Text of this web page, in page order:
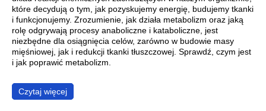
które decydują o tym, jak pozyskujemy energię, budujemy tkanki
i funkcjonujemy. Zrozumienie, jak działa metabolizm oraz jaką
rolę odgrywają procesy anaboliczne i kataboliczne, jest
niezbędne dla osiągnięcia celów, zarówno w budowie masy
mięśniowej, jak i redukcji tkanki tłuszczowej. Sprawdź, czym jest
i jak poprawić metabolizm.
Czytaj więcej